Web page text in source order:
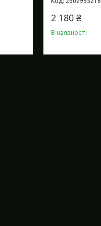
2 180 ₴
В наявності